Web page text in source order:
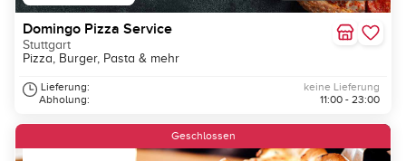
Domingo Pizza Service
Stuttgart
Pizza, Burger, Pasta & mehr
Lieferung:
Abholung:
keine Lieferung
11:00 - 23:00
Geschlossen